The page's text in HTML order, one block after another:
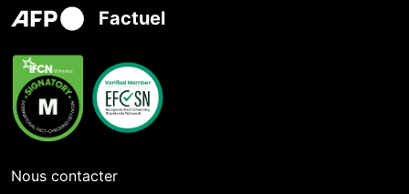
Factuel
Nous contacter